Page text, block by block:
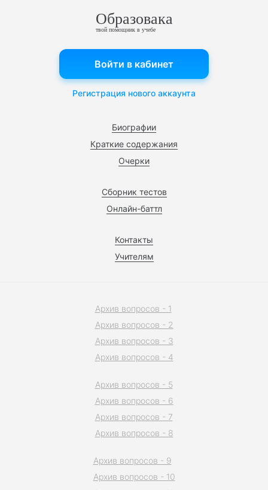
Образовака
твой помощник в учебе
Биографии
Краткие содержания
Очерки
Сборник тестов
Онлайн-баттл
Контакты
Учителям
Войти в кабинет
Регистрация нового аккаунта
Архив вопросов - 1
Архив вопросов - 2
Архив вопросов - 3
Архив вопросов - 4
Архив вопросов - 5
Архив вопросов - 6
Архив вопросов - 7
Архив вопросов - 8
Архив вопросов - 9
Архив вопросов - 10